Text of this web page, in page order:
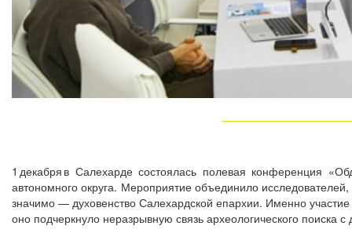
1 декабря в Салехарде состоялась полевая конференция
автономного округа. Мероприятие объединило
значимо — духовенство Салехардской епархии. Именно
оно подчеркнуло неразрывную связь археологического поиска с